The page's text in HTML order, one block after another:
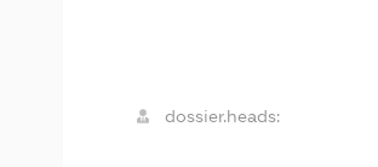
dossier.heads: